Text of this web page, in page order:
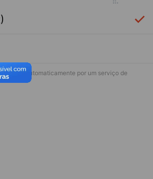
Página indisponível
algo deu errado. Faça login
automaticamente por um serviço de